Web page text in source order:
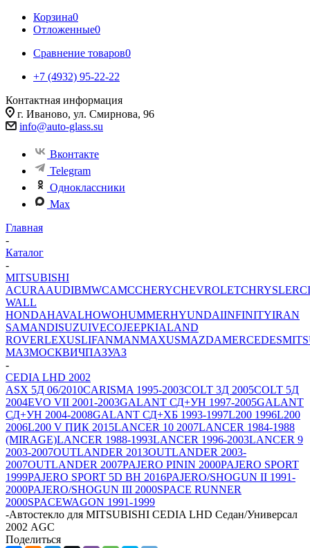
Корзина0
Отложенные0
Сравнение товаров0
+7 (4932) 95-22-22
Контактная информация
г. Иваново, ул. Смирнова, 96
info@auto-glass.su
Вконтакте
Telegram
Одноклассники
Max
Главная
-
Каталог
-
MITSUBISHI
ACURAAUDIBMWCAMCCHERYCHEVROLETCHRYSLER
WALL
HONDAHAVALHOWOHUMMERHYUNDAIINFINITYIRAN
SAMANDISUZUIVECOJEEPKIALAND
ROVERLEXUSLIFANMANMAXUSMAZDAMERCEDES
МАЗМОСКВИЧПАЗУАЗ
-
CEDIA LHD 2002
ASX 5Д 06/2010CARISMA 1995-2003COLT 3Д 2005COLT 5Д
2004EVO VII 2001-2003GALANT СД+УН 1997-2005GALANT
СД+УН 2004-2008GALANT СД+ХБ 1993-1997L200 1996L200
2006L200 V ПИК 2015LANCER 10 2007LANCER 1984-1988
(MIRAGE)LANCER 1988-1993LANCER 1996-2003LANCER 9
2003-2007OUTLANDER 2013OUTLANDER 2003-
2007OUTLANDER 2007PAJERO PININ 2000PAJERO SPORT
1999PAJERO SPORT 5D ВН 2016PAJERO/SHOGUN II 1991-
2000PAJERO/SHOGUN III 2000SPACE RUNNER
2000SPACEWAGON 1991-1999
-Автостекло для MITSUBISHI CEDIA LHD Седан/Универсал
2002 AGC
Поделиться